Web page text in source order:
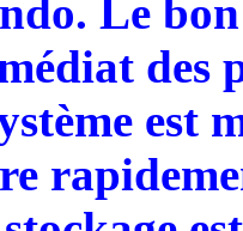
Le
des
est